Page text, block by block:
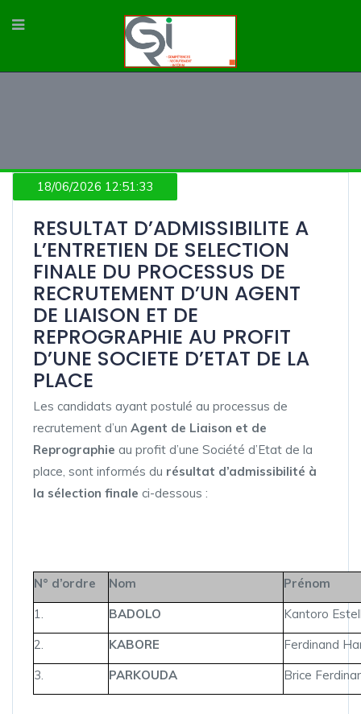
18/06/2026 12:51:33
RESULTAT D’ADMISSIBILITE A
L’ENTRETIEN DE SELECTION
FINALE DU PROCESSUS DE
RECRUTEMENT D’UN AGENT
DE LIAISON ET DE
REPROGRAPHIE AU PROFIT
D’UNE SOCIETE D’ETAT DE LA
PLACE
Les candidats ayant postulé au processus de
recrutement d’un Agent de Liaison et de
Reprographie au profit d’une Société d’Etat de la
place, sont informés du résultat d’admissibilité à
la sélection finale ci-dessous :
N° d’ordre Nom
Prénom
1.
BADOLO
Kantoro
2.
KABORE
Ferdinand
3.
PARKOUDA Brice